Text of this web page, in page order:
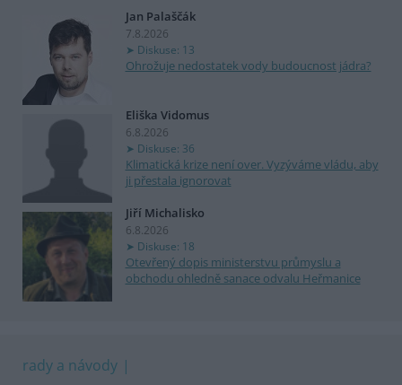
Jan Palaščák
7.8.2026
Diskuse: 13
Ohrožuje nedostatek vody budoucnost jádra?
Eliška Vidomus
6.8.2026
Diskuse: 36
Klimatická krize není over. Vyzýváme vládu, aby
ji přestala ignorovat
Jiří Michalisko
6.8.2026
Diskuse: 18
Otevřený dopis ministerstvu průmyslu a
obchodu ohledně sanace odvalu Heřmanice
rady a návody